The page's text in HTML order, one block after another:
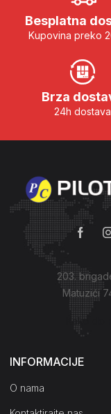
Besplatna
Kupovina preko
Brza
24h dostava
203.
Matuzići
Kako do
INFORMACIJE
O nama